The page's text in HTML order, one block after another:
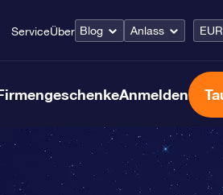
ServiceÜber Blog Anlass EUR
Anmelden